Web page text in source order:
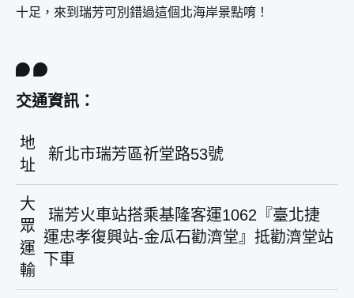
十足，來到瑞芳可別錯過這個北海岸景點唷！
交通資訊：
地
址
新北市瑞芳區祈堂路53號
大
眾
運
輸
瑞芳火車站搭乘基隆客運1062『臺北捷
運忠孝復興站-金瓜石勸濟堂』抵勸濟堂站
下車